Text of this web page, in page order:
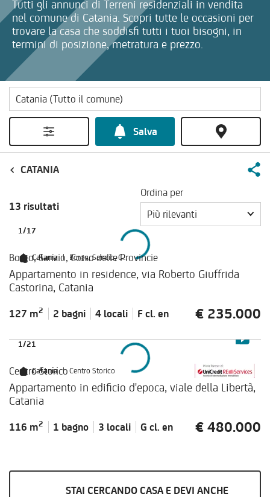
Tutti gli annunci di Terreni residenziali in vendita
nel comune di Catania. Scopri tutte le occasioni per
trovare la casa che soddisfi tutti i tuoi bisogni, in
termini di posizione, metratura e prezzo.
Salva
CATANIA
13 risultati
Ordina per
Più rilevanti
Catania | Borgo, Sanzio, Corso delle Provincie
1/17
Borgo, Sanzio, Corso delle Provincie
Appartamento in residence, via Roberto Giuffrida
Castorina, Catania
127 m2 2 bagni 4 locali F cl. en € 235.000
Catania | Centro Storico
1/21
Centro Storico
Appartamento in edificio d'epoca, viale della Libertà,
Catania
116 m2 1 bagno 3 locali G cl. en € 480.000
STAI CERCANDO CASA E DEVI ANCHE